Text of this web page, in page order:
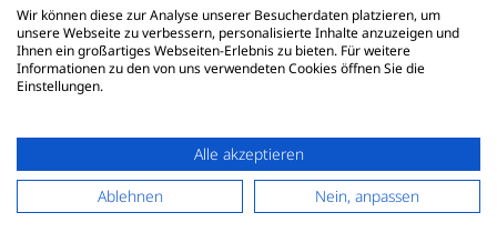
Wir können diese zur Analyse unserer Besucherdaten platzieren, um
unsere Webseite zu verbessern, personalisierte Inhalte anzuzeigen und
Ihnen ein großartiges Webseiten-Erlebnis zu bieten. Für weitere
Informationen zu den von uns verwendeten Cookies öffnen Sie die
Einstellungen.
Alle akzeptieren
Ablehnen
Nein, anpassen